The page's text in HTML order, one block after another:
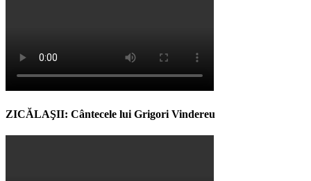
ZICĂLAŞII: Cântecele lui Grigori Vindereu